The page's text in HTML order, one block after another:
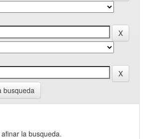
busqueda
la busqueda.